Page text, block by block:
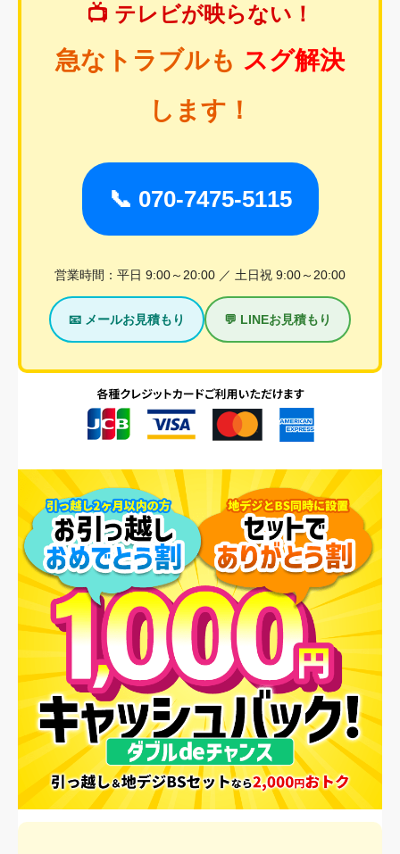
📺 テレビが映らない！
急なトラブルも スグ解決
します！
📞 070-7475-5115
営業時間：平日 9:00～20:00 ／ 土日祝 9:00～20:00
📧 メールお見積もり 💬 LINEお見積もり